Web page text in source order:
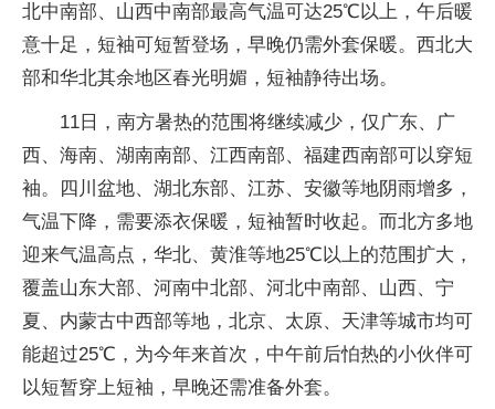
北中南部、山西中南部最高气温可达25℃以上，午后暖
意十足，短袖可短暂登场，早晚仍需外套保暖。西北大
部和华北其余地区春光明媚，短袖静待出场。
11日，南方暑热的范围将继续减少，仅广东、广
西、海南、湖南南部、江西南部、福建西南部可以穿短
袖。四川盆地、湖北东部、江苏、安徽等地阴雨增多，
气温下降，需要添衣保暖，短袖暂时收起。而北方多地
迎来气温高点，华北、黄淮等地25℃以上的范围扩大，
覆盖山东大部、河南中北部、河北中南部、山西、宁
夏、内蒙古中西部等地，北京、太原、天津等城市均可
能超过25℃，为今年来首次，中午前后怕热的小伙伴可
以短暂穿上短袖，早晚还需准备外套。